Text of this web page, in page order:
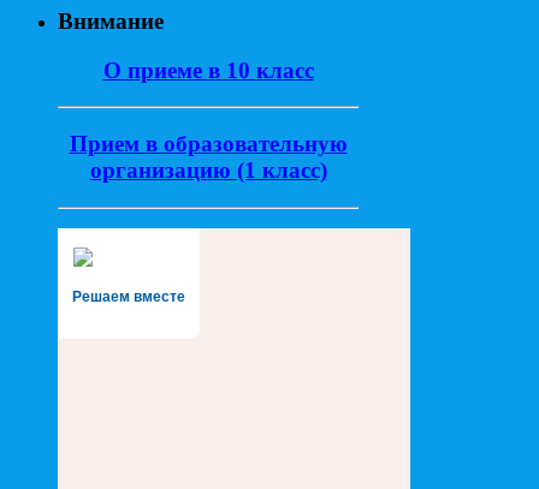
Внимание
О приеме в 10 класс
Прием в образовательную
организацию (1 класс)
Решаем вместе